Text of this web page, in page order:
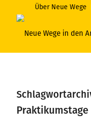
Über Neue Wege